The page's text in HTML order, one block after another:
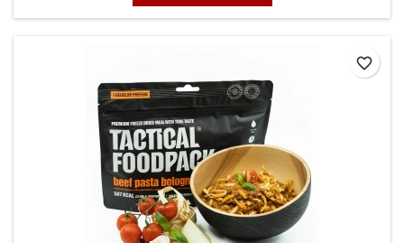
favorite_border